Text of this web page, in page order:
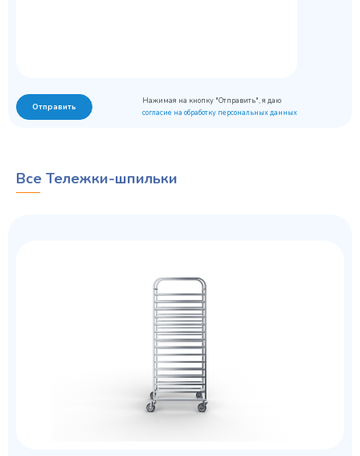
Отправить
Нажимая на кнопку "Отправить", я даю
согласие на обработку персональных данных
Все Тележки-шпильки